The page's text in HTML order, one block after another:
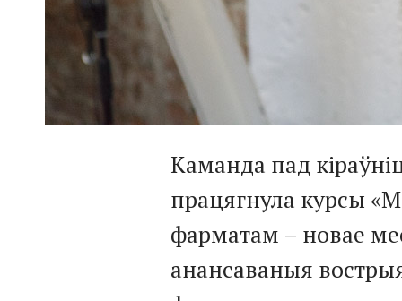
Каманда пад
працягнула курсы
фарматам – новае
анансаваныя